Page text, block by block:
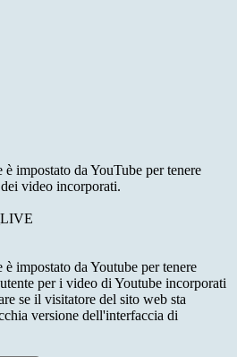
è impostato da YouTube per tenere
video incorporati.
è impostato da Youtube per tenere
per i video di Youtube incorporati
se il visitatore del sito web sta
versione dell'interfaccia di